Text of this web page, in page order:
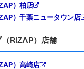
）柏店
）千葉ニュータウン店
RIZAP）店舗
）高崎店